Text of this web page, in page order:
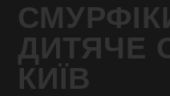
ДИТЯЧЕ
КИЇВ